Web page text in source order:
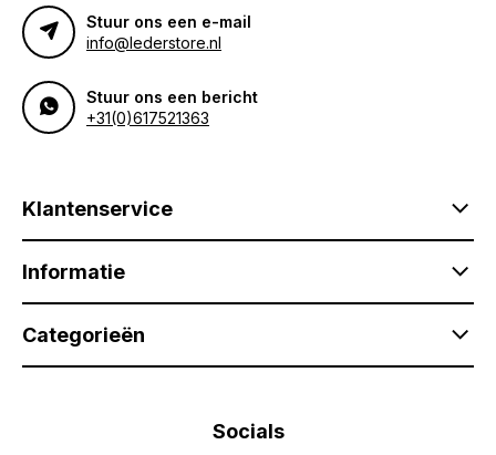
Stuur ons een e-mail
info@lederstore.nl
Stuur ons een bericht
+31(0)617521363
Klantenservice
Informatie
Categorieën
Socials